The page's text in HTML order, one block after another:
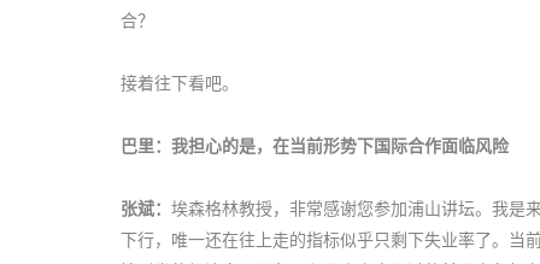
合？
接着往下看吧。
巴里：我担心的是，在当前形势下国际合作面临风险
张斌： 埃森格林教授，非常感谢您参加浦山讲坛。我是
下行，唯一还在往上走的指标似乎只剩下失业率了。